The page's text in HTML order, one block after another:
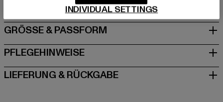
GRÖSSE & PASSFORM
PFLEGEHINWEISE
LIEFERUNG & RÜCKGABE
INDIVIDUAL SETTINGS